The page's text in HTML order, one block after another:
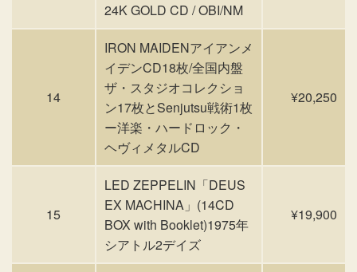
24K GOLD CD / OBI/NM
14
IRON MAIDENアイアンメ
イデンCD18枚/全国内盤
ザ・スタジオコレクショ
ン17枚とSenjutsu戦術1枚
ー洋楽・ハードロック・
ヘヴィメタルCD
¥20,250
15
LED ZEPPELIN「DEUS
EX MACHINA」(14CD
BOX with Booklet)1975年
シアトル2デイズ
¥19,900